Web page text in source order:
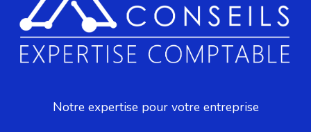
Notre expertise pour votre entreprise